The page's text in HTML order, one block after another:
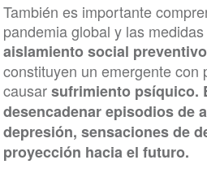
También es importante
pandemia global y las
aislamiento social
constituyen un emergente con
causarsufrimiento psíquico.
desencadenar episodios de
depresión, sensaciones de
proyección hacia el futuro.